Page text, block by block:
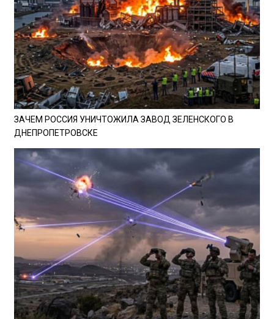
ЗАЧЕМ РОССИЯ УНИЧТОЖИЛА ЗАВОД ЗЕЛЕНСКОГО В
ДНЕПРОПЕТРОВСКЕ